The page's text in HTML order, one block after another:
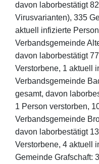
davon laborbestätigt
Virusvarianten), 335
aktuell infizierte
Verbandsgemeinde
davon laborbestätigt
Verstorbene, 1 aktuell
Verbandsgemeinde
gesamt, davon
1 Person verstorben,
Verbandsgemeinde
davon laborbestätigt
Verstorbene, 4 aktuell
Gemeinde Grafschaft: